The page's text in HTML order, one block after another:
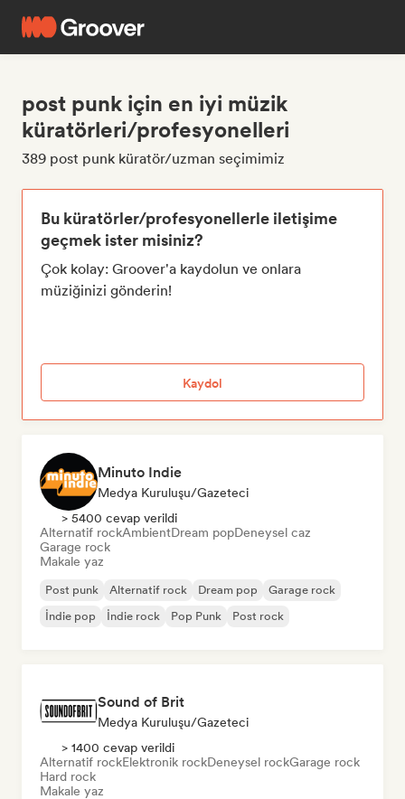
post punk için en iyi müzik
küratörleri/profesyonelleri
389 post punk küratör/uzman seçimimiz
Bu küratörler/profesyonellerle iletişime
geçmek ister misiniz?
Çok kolay: Groover'a kaydolun ve onlara
müziğinizi gönderin!
Kaydol
Minuto Indie
Medya Kuruluşu/Gazeteci
> 5400 cevap verildi
Alternatif rockAmbientDream popDeneysel caz
Garage rock
Makale yaz
Post punk Alternatif rock Dream pop
Garage rock
İndie pop
İndie rock Pop Punk Post rock
Sound of Brit
Medya Kuruluşu/Gazeteci
> 1400 cevap verildi
Alternatif rockElektronik rockDeneysel rockGarage rock
Hard rock
Makale yaz